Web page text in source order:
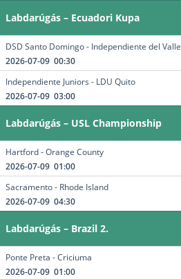
Labdarúgás – Ecuadori Kupa
DSD Santo Domingo - Independiente del Valle
2026-07-09 00:30
Independiente Juniors - LDU Quito
2026-07-09 03:00
Labdarúgás – USL Championship
Hartford - Orange County
2026-07-09 01:00
Sacramento - Rhode Island
2026-07-09 04:30
Labdarúgás – Brazil 2.
Ponte Preta - Criciuma
2026-07-09 01:00